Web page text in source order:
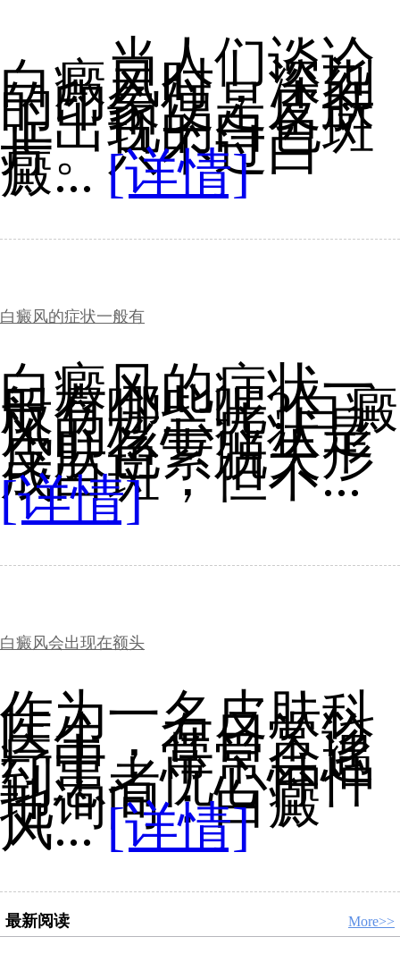
当人们谈论
白癜风时，深刻
的印象便是皮肤
上出现的白色斑
片。只不过白
癜... [详情]
白癜风的症状一般有
白癜风的症状一
般有哪些呢?白癜
风的核心症状是
皮肤色素脱失形
成白斑，但不...
[详情]
白癜风会出现在额头
作为一名皮肤科
医生，在日常诊
疗中，常常会遇
到患者忧心忡忡
地询问：白癜
风...[详情]
最新阅读 More>>